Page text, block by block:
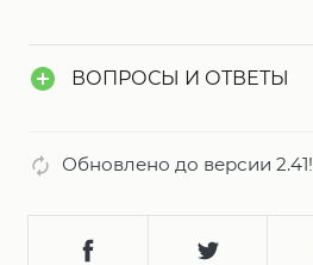
ВОПРОСЫ И ОТВЕТЫ
Обновлено до версии 2.41!